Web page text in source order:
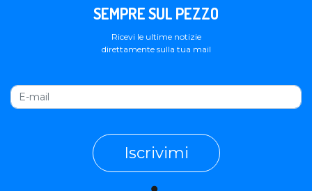
SEMPRE SUL PEZZO
Ricevi le ultime notizie
direttamente sulla tua mail
Iscrivimi